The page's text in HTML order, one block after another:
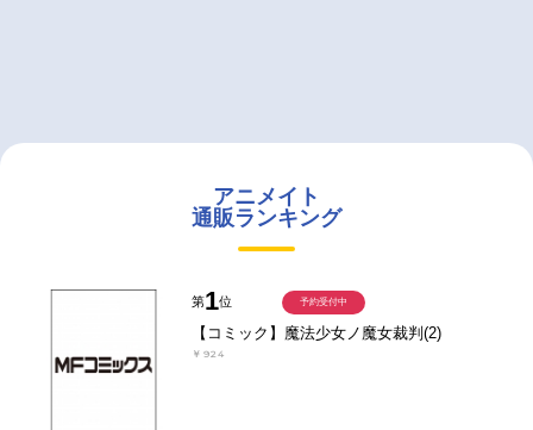
アニメイト
通販ランキング
第1位
【コミック】魔法少女ノ魔女裁判(2)
￥924
予約受付中